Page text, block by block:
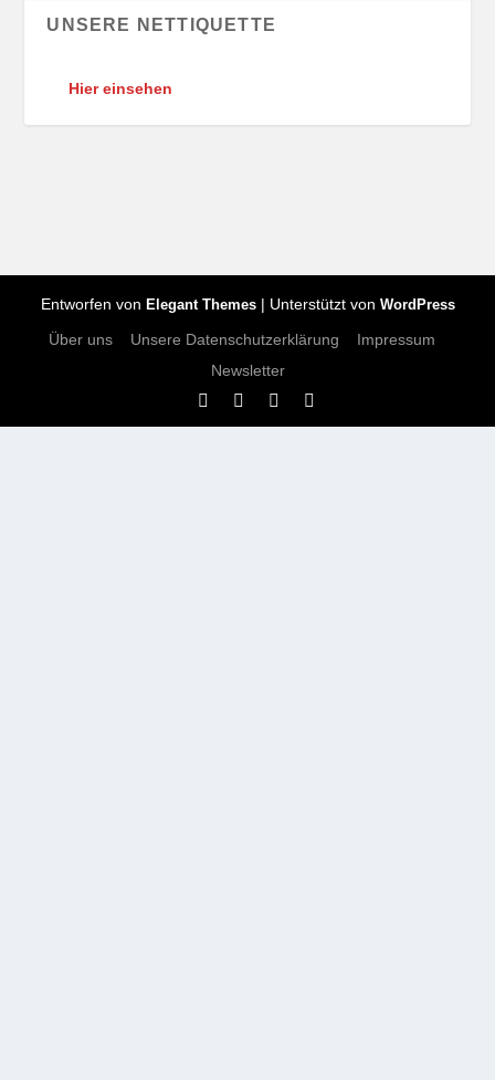
UNSERE NETTIQUETTE
Hier einsehen
Entworfen von Elegant Themes| Unterstützt von WordPress
Über uns Unsere Datenschutzerklärung
Impressum
Newsletter